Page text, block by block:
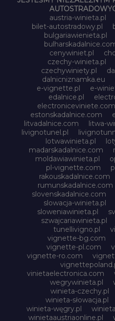
austria-winieta.pl
bilet-autostradowy.pl
bulgariawienieta.pl
cenywiniet.pl
czechy-winieta.pl
czechywiniety.pl
dalnicniznamka.eu
e-vignette.pl
e-
edalnice.pl
electroniceviniete.com
estonskadalnice.com
litvadalnice.com
litwa-
livignotunel.pl
lotwawinieta.pl
madarskadalnice.com
moldawiawinieta.pl
pl-vignette.com
rakouskadalnice.com
rumunskadalnice.com
slovenskadalnice.com
slowacja-winieta.pl
sloweniawinieta.pl
szwajcariawinieta.pl
tunellivigno.pl
vignette-bg.com
vignette-pl.com
vignette-ro.com
vinietaelectronica.com
wegrywinieta.pl
winieta-czechy.pl
winieta-słowacja.pl
winieta-węgry.pl
winietaaustriaonline.pl